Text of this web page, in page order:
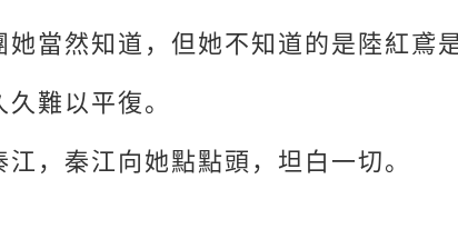
她當然知道，但她不知道的是陸紅鳶
難以平復。
江，秦江向她點點頭，坦白一切。